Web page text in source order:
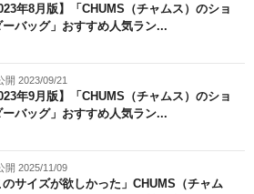
年8月版】「CHUMS（チャムス）のショ
ーバッグ」おすすめ人気ラン...
開 2023/09/21
年9月版】「CHUMS（チャムス）のショ
ーバッグ」おすすめ人気ラン...
開 2025/11/09
のサイズが欲しかった」CHUMS（チャム